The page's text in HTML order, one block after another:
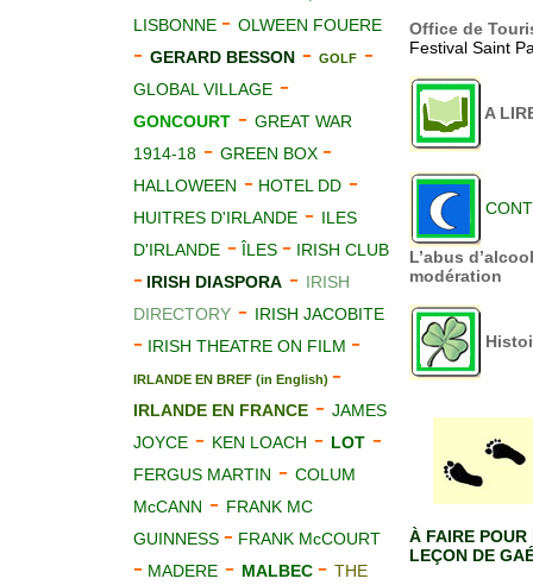
LISBONNE - OLWEEN FOUERE
- GERARD BESSON - GOLF -
GLOBAL VILLAGE -
GONCOURT - GREAT WAR
1914-18 - GREEN BOX -
HALLOWEEN - HOTEL DD -
HUITRES D'IRLANDE - ILES
D'IRLANDE - ÎLES - IRISH CLUB
- IRISH DIASPORA - IRISH
DIRECTORY - IRISH JACOBITE
- IRISH THEATRE ON FILM -
IRLANDE EN BREF (in English) -
IRLANDE EN FRANCE - JAMES
JOYCE - KEN LOACH - LOT -
FERGUS MARTIN - COLUM
McCANN - FRANK MC
GUINNESS - FRANK McCOURT
- MADERE - MALBEC - THE
Office de
Festival Saint
A
L’abus
modération
À FAIRE
LEÇON DE